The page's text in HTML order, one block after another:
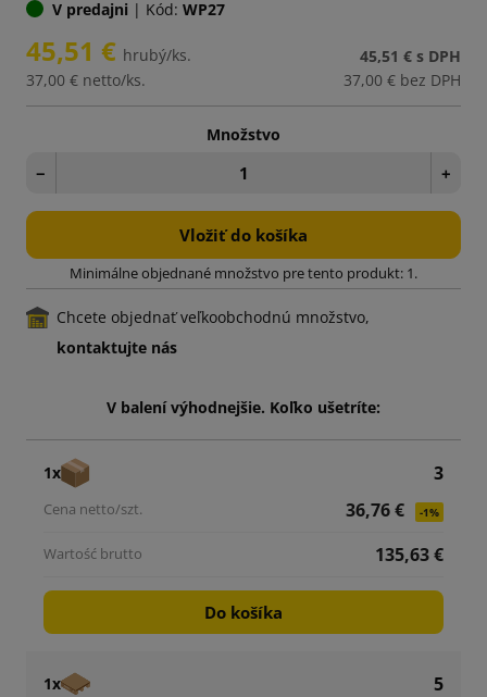
V predajni | Kód: WP27
45,51 € hrubý/ks.
37,00 € netto/ks.
45,51 € s DPH
37,00 € bez DPH
Množstvo
− +
Vložiť do košíka
Minimálne objednané množstvo pre tento produkt: 1.
Chcete objednať veľkoobchodnú množstvo,
kontaktujte nás
V balení výhodnejšie. Koľko ušetríte:
1x
3
36,76 €
-1%
135,63 €
Do košíka
1x
5